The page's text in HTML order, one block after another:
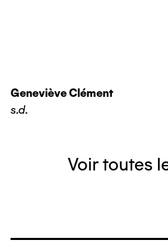
Geneviève Clément
s.d.
Voir toutes